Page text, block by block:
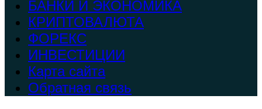
БАНКИ И ЭКОНОМИКА
КРИПТОВАЛЮТА
ФОРЕКС
ИНВЕСТИЦИИ
Карта сайта
Обратная связь